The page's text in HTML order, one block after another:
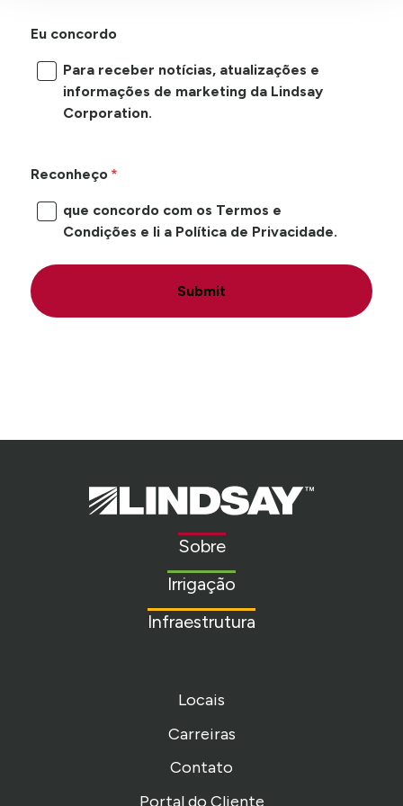
Eu concordo
Para receber notícias, atualizações e
informações de marketing da Lindsay
Corporation.
Reconheço
que concordo com os Termos e
Condições e li a Política de Privacidade.
Submit
Lindsay.
Link
Sobre
Irrigação
Infraestrutura
Locais
Carreiras
Contato
Portal do Cliente